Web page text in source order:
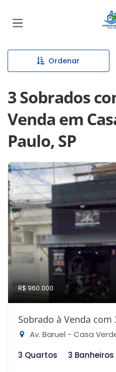
Ordenar
3 Sobrados
Venda em
Paulo, SP
R$ 960.000
Sobrado à Venda com
Av. Baruel - Casa
3 Quartos
3 Banheiros